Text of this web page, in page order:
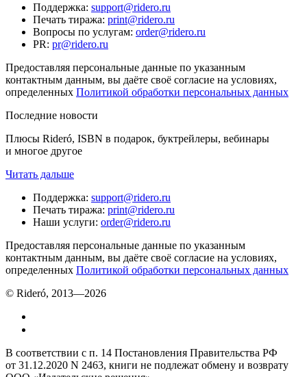
Поддержка: support@ridero.ru
Печать тиража: print@ridero.ru
Вопросы по услугам: order@ridero.ru
PR: pr@ridero.ru
Предоставляя персональные данные по указанным
контактным данным, вы даёте своё согласие на условиях,
определенных Политикой обработки персональных данных
Последние новости
Плюсы Rideró, ISBN в подарок, буктрейлеры, вебинары
и многое другое
Читать дальше
Поддержка: support@ridero.ru
Печать тиража: print@ridero.ru
Наши услуги: order@ridero.ru
Предоставляя персональные данные по указанным
контактным данным, вы даёте своё согласие на условиях,
определенных Политикой обработки персональных данных
© Rideró, 2013—2026
В соответствии с п. 14 Постановления Правительства РФ
от 31.12.2020 N 2463, книги не подлежат обмену и возврату